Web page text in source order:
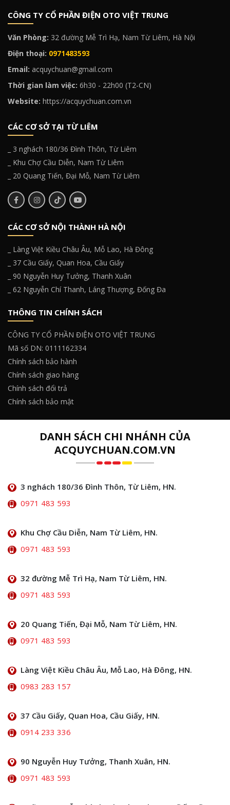
CÔNG TY CỔ PHẦN ĐIỆN OTO VIỆT TRUNG
Văn Phòng: 32 đường Mễ Trì Hạ, Nam Từ Liêm, Hà Nội
Điện thoại: 0971483593
Email: acquychuan@gmail.com
Thời gian làm việc: 6h30 - 22h00 (T2-CN)
Website: https://acquychuan.com.vn
CÁC CƠ SỞ TẠI TỪ LIÊM
_ 3 nghách 180/36 Đình Thôn, Từ Liêm
_ Khu Chợ Cầu Diễn, Nam Từ Liêm
_ 20 Quang Tiến, Đại Mỗ, Nam Từ Liêm
CÁC CƠ SỞ NỘI THÀNH HÀ NỘI
_ Làng Việt Kiều Châu Âu, Mỗ Lao, Hà Đông
_ 37 Cầu Giấy, Quan Hoa, Cầu Giấy
_ 90 Nguyễn Huy Tưởng, Thanh Xuân
_ 62 Nguyễn Chí Thanh, Láng Thượng, Đống Đa
THÔNG TIN CHÍNH SÁCH
CÔNG TY CỔ PHẦN ĐIỆN OTO VIỆT TRUNG
Mã số DN: 0111162334
Chính sách bảo hành
Chính sách giao hàng
Chính sách đổi trả
Chính sách bảo mật
DANH SÁCH CHI NHÁNH CỦA
ACQUYCHUAN.COM.VN
3 nghách 180/36 Đình Thôn, Từ Liêm, HN.
0971 483 593
Khu Chợ Cầu Diễn, Nam Từ Liêm, HN.
0971 483 593
32 đường Mễ Trì Hạ, Nam Từ Liêm, HN.
0971 483 593
20 Quang Tiến, Đại Mỗ, Nam Từ Liêm, HN.
0971 483 593
Làng Việt Kiều Châu Âu, Mỗ Lao, Hà Đông, HN.
0983 283 157
37 Cầu Giấy, Quan Hoa, Cầu Giấy, HN.
0914 233 336
90 Nguyễn Huy Tưởng, Thanh Xuân, HN.
0971 483 593